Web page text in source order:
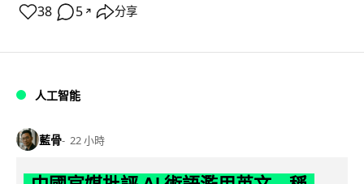
38 5 ↗ 分享
人工智能
藍骨 22 小時